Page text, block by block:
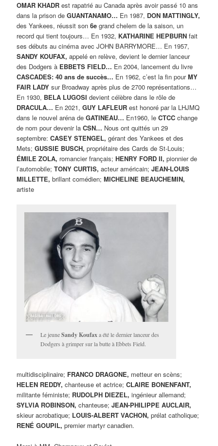
OMAR KHADR est rapatrié au Canada après avoir passé 10 ans
dans la prison deGUANTANAMO… En 1987, DON MATTINGLY,
des Yankees, réussit son6e grand chelem de la saison, un
record qui tient toujours… En 1932, KATHARINE HEPBURN fait
ses débuts au cinéma avec JOHN BARRYMORE… En 1957,
SANDY KOUFAX, appelé en relève, devient le dernier lanceur
des Dodgers à EBBETS FIELD… En 2004, lancement du livre
CASCADES: 40 ans de succès… En 1962, c’est la fin pourMY
FAIR LADY sur Broadway après plus de 2700 représentations…
En 1930, BELA LUGOSI devient célèbre dans le rôle de
DRACULA… En 2021,GUY LAFLEUR est honoré par la LHJMQ
dans le nouvel aréna deGATINEAU… En1960, leCTCC change
de nom pour devenir laCSN… Nous ont quittés un 29
septembre:CASEY STENGEL, gérant des Yankees et des
Mets;GUSSIE BUSCH, propriétaire des Cards de St-Louis;
ÉMILE ZOLA, romancier français;HENRY FORD II, pionnier de
l’automobile;TONY CURTIS, acteur américain;JEAN-LOUIS
MILLETTE, brillant comédien;MICHELINE BEAUCHEMIN,
artiste
Le jeuneSandy Koufaxa été le dernier lanceur des
Dodgers à grimper sur la butte à Ebbets Field.
multidisciplinaire; FRANCO DRAGONE, metteur en scèns;
HELEN REDDY, chanteuse et actrice;CLAIRE BONENFANT,
militante féministe; RUDOLPH DIEZEL, ingénieur allemand;
SYLVIA ROBINSON, chanteuse;JEAN-PHILIPPE AUCLAIR,
skieur acrobatique; LOUIS-ALBERT VACHON, prélat catholique;
RENÉ GOUPIL, premier martyr canadien.